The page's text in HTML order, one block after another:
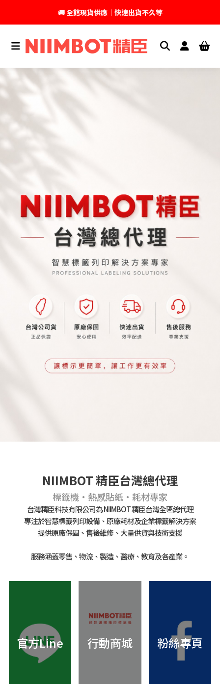
🚚 全館現貨供應｜快速出貨不久等
💬 加入官方 LINE｜不定期領取專屬優惠
NIIMBOT 精臣台灣總代理
標籤機・熱感貼紙・耗材專家
台灣精臣科技有限公司為 NIIMBOT 精臣台灣全區總代理
專注於智慧標籤列印設備、原廠耗材及企業標籤解決方案
提供原廠保固、售後維修、大量供貨與技術支援
服務涵蓋零售、物流、製造、醫療、教育及各產業。
官方Line 行動商城 粉絲專頁